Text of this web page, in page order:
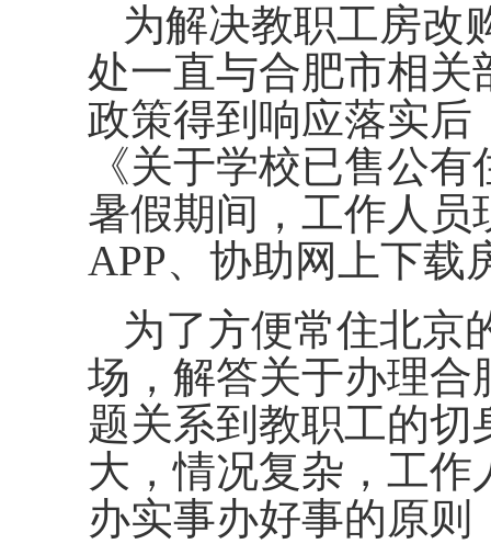
为解决教职工房改
处一直与合肥市相关
政策得到响应落实后
《关于学校已售公
暑假期间，工作人
APP、协助网上下载
为了方便常住北京
场，解答关于办理合
题关系到教职工的
大，情况复杂，工
办实事办好事的原